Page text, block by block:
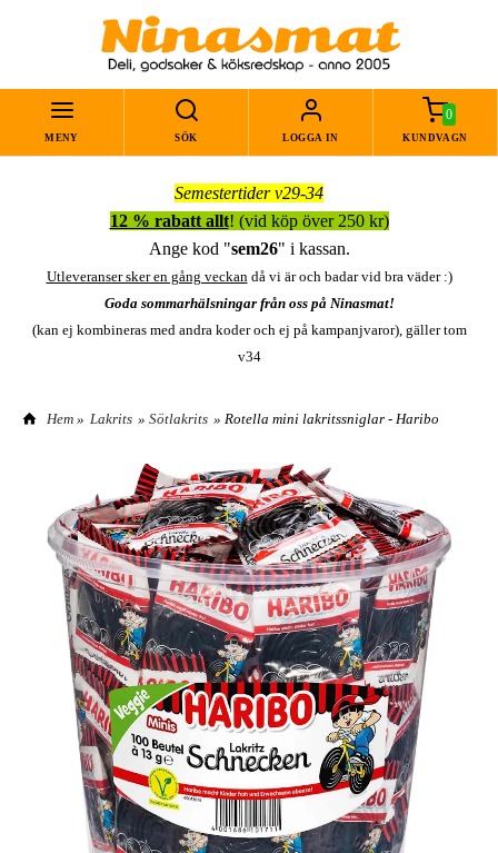
MENY SÖK LOGGA IN
0
KUNDVAGN
Semestertider v29-34
12 % rabatt allt! (vid köp över 250 kr)
Ange kod "sem26" i kassan.
Utleveranser sker en gång veckandå vi är och badar vid bra väder :)
Goda sommarhälsningar från oss på Ninasmat!
(kan ej kombineras med andra koder och ej på kampanjvaror), gäller tom
v34
Hem » Lakrits » Sötlakrits » Rotella mini lakritssniglar - Haribo